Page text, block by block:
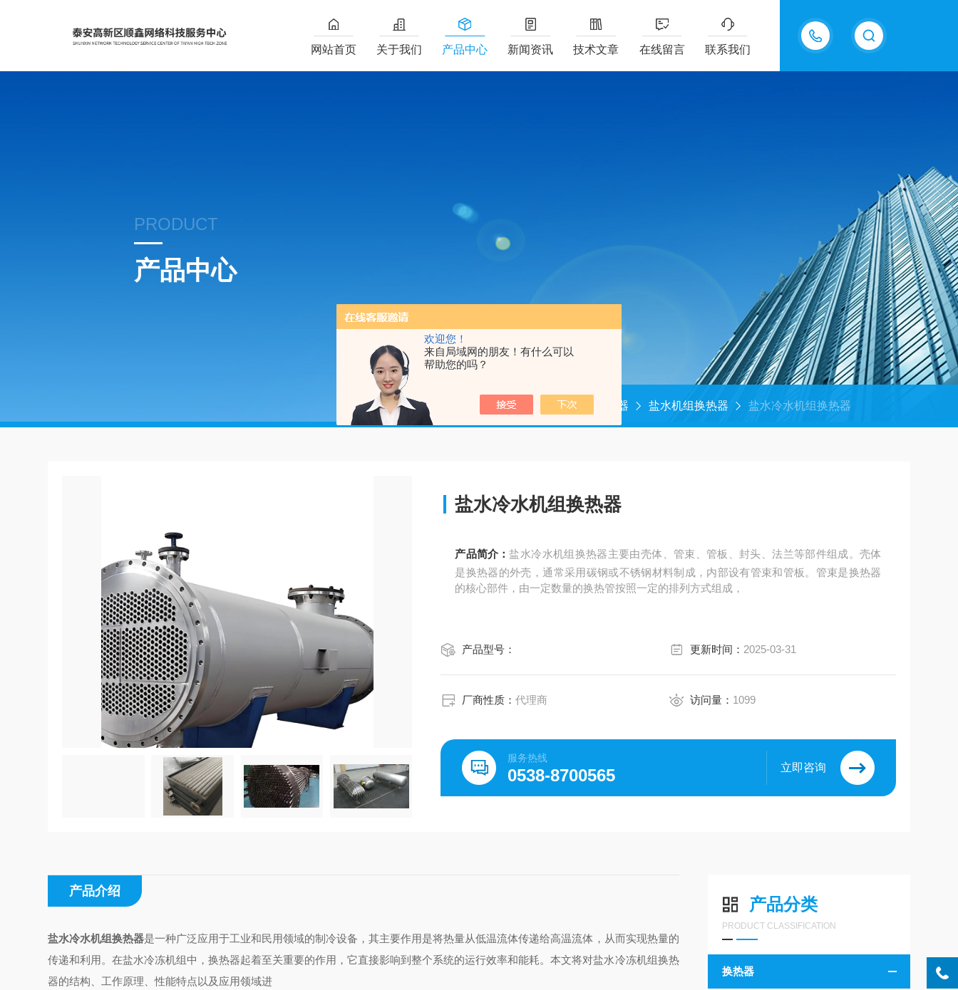
欢迎您！
来自局域网的朋友！有什么可以
帮助您的吗？
18605483306
网站首页 关于我们 产品中心 新闻资讯 技术文章 在线留言 联系我们
PRODUCT
产品中心
首页 产品中心 换热器 盐水机组换热器 盐水冷水机组换热器
盐水冷水机组换热器
产品简介：盐水冷水机组换热器主要由壳体、管束、管板、封头、法兰等部件组成。壳体
是换热器的外壳，通常采用碳钢或不锈钢材料制成，内部设有管束和管板。管束是换热器
的核心部件，由一定数量的换热管按照一定的排列方式组成，
产品型号： 更新时间： 2025-03-31
厂商性质：代理商 访问量： 1099
服务热线
0538-8700565 立即咨询
产品分类
PRODUCT CLASSIFICATION
换热器
产品介绍
盐水冷水机组换热器是一种广泛应用于工业和民用领域的制冷设备，其主要作用是将热量从低温流体传递给高温流体，从而实现热量的
传递和利用。在盐水冷冻机组中，换热器起着至关重要的作用，它直接影响到整个系统的运行效率和能耗。本文将对盐水冷冻机组换热
器的结构、工作原理、性能特点以及应用领域进